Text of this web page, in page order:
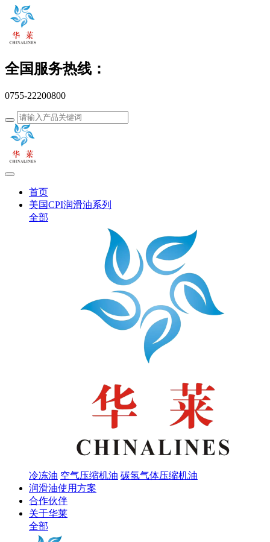
全国服务热线：
0755-22200800
首页
美国CPI润滑油系列
全部
冷冻油 空气压缩机油 碳氢气体压缩机油
润滑油使用方案
合作伙伴
关于华莱
全部